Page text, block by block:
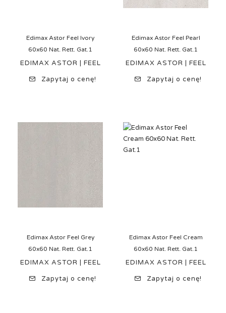
Edimax Astor Feel Ivory
60x60 Nat. Rett. Gat.1
EDIMAX ASTOR | FEEL
Zapytaj o cenę!
Edimax Astor Feel Pearl
60x60 Nat. Rett. Gat.1
EDIMAX ASTOR | FEEL
Zapytaj o cenę!
Edimax Astor Feel Grey
60x60 Nat. Rett. Gat.1
EDIMAX ASTOR | FEEL
Zapytaj o cenę!
Edimax Astor Feel Cream
60x60 Nat. Rett. Gat.1
EDIMAX ASTOR | FEEL
Zapytaj o cenę!